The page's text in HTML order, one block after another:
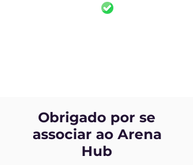
Obrigado por se
associar ao Arena
Hub